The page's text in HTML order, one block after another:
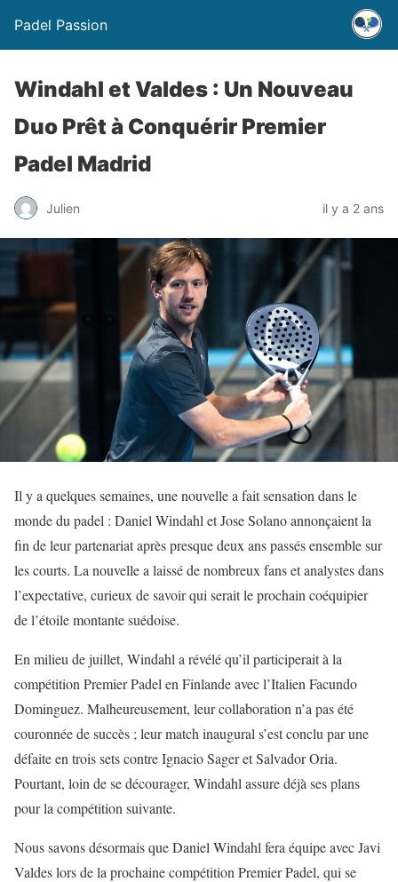
Padel Passion
Windahl et Valdes : Un Nouveau
Duo Prêt à Conquérir Premier
Padel Madrid
Julien il y a 2 ans
Il y a quelques semaines, une nouvelle a fait sensation dans le
monde du padel : Daniel Windahl et Jose Solano annonçaient la
fin de leur partenariat après presque deux ans passés ensemble sur
les courts. La nouvelle a laissé de nombreux fans et analystes dans
l’expectative, curieux de savoir qui serait le prochain coéquipier
de l’étoile montante suédoise.
En milieu de juillet, Windahl a révélé qu’il participerait à la
compétition Premier Padel en Finlande avec l’Italien Facundo
Dominguez. Malheureusement, leur collaboration n’a pas été
couronnée de succès ; leur match inaugural s’est conclu par une
défaite en trois sets contre Ignacio Sager et Salvador Oria.
Pourtant, loin de se décourager, Windahl assure déjà ses plans
pour la compétition suivante.
Nous savons désormais que Daniel Windahl fera équipe avec Javi
Valdes lors de la prochaine compétition Premier Padel, qui se